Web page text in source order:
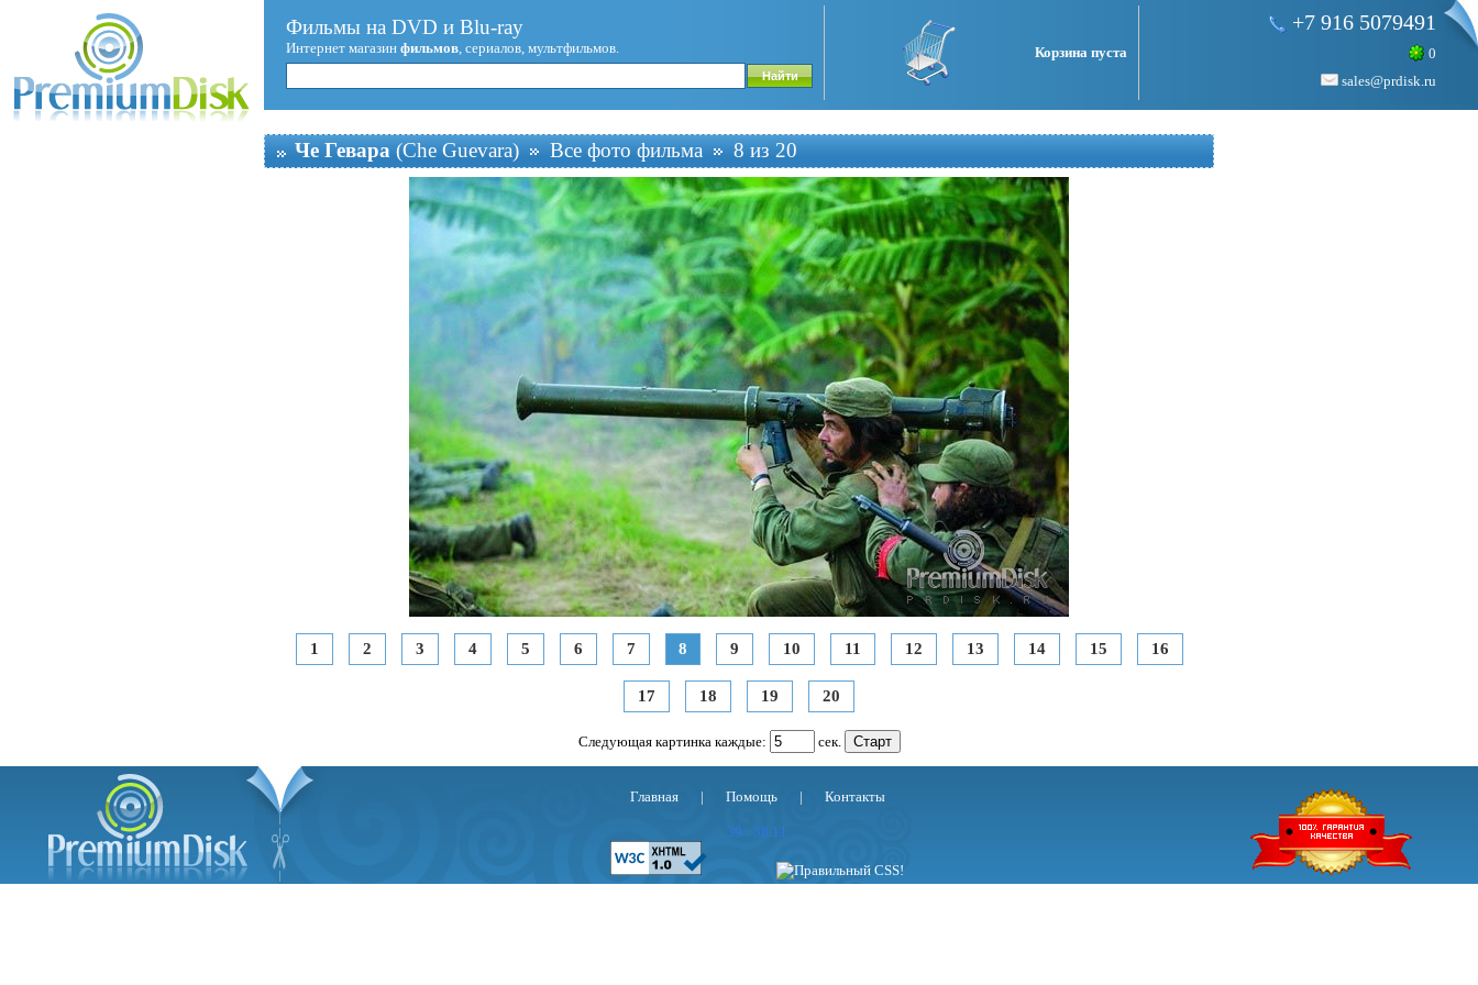
Фильмы на DVD и Blu-ray
Интернет магазин фильмов, сериалов, мультфильмов. Корзина пуста
+7 916 5079491
0
sales@prdisk.ru
Че Гевара (Che Guevara) Все фото фильма 8 из 20
1 2 3 4 5 6 7 8 9 10 11 12 13 14 15 16
17 18 19 20
Следующая картинка каждые: сек.
Главная | Помощь | Контакты
39 : 38.11